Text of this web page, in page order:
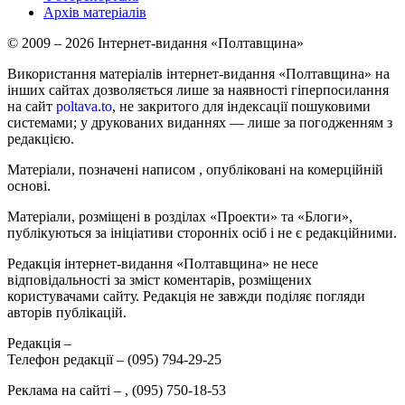
Архів матеріалів
© 2009 – 2026 Інтернет-видання «Полтавщина»
Використання матеріалів інтернет-видання «Полтавщина» на
інших сайтах дозволяється лише за наявності гіперпосилання
на сайт poltava.to, не закритого для індексації пошуковими
системами; у друкованих виданнях — лише за погодженням з
редакцією.
Матеріали, позначені написом , опубліковані на комерційній
основі.
Матеріали, розміщені в розділах «Проекти» та «Блоги»,
публікуються за ініціативи сторонніх осіб і не є редакційними.
Редакція інтернет-видання «Полтавщина» не несе
відповідальності за зміст коментарів, розміщених
користувачами сайту. Редакція не завжди поділяє погляди
авторів публікацій.
Редакція –
Телефон редакції – (095) 794-29-25
Реклама на сайті – , (095) 750-18-53